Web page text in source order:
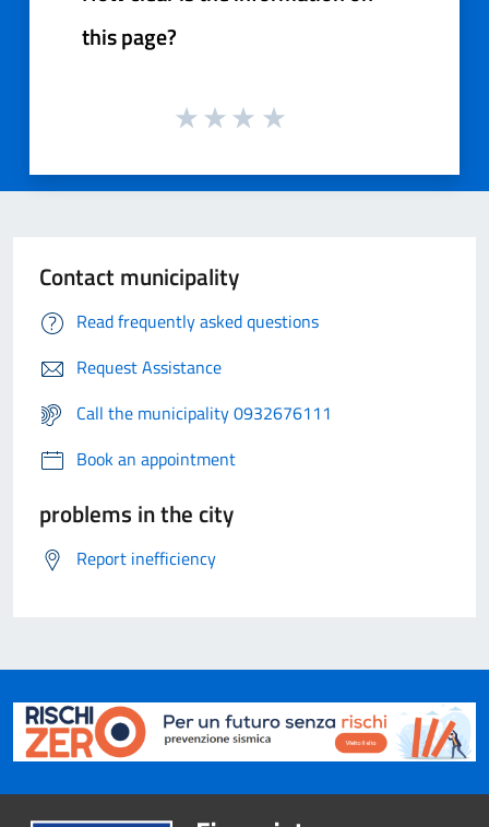
this page?
Contact municipality
Read frequently asked questions
Request Assistance
Call the municipality 0932676111
Book an appointment
problems in the city
Report inefficiency